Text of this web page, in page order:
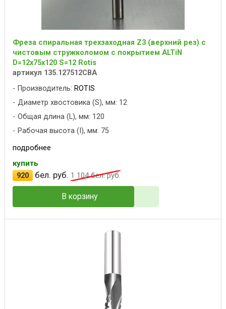
Фреза спиральная трехзаходная Z3 (верхний рез) с
чистовым стружколомом с покрытием ALTiN
D=12x75x120 S=12 Rotis
артикул 135.127512CBA
Производитель: ROTIS
Диаметр хвостовика (S), мм: 12
Общая длина (L), мм: 120
Рабочая высота (I), мм: 75
подробнее
купить
920
бел. руб. 1 104бел. руб.
В корзину